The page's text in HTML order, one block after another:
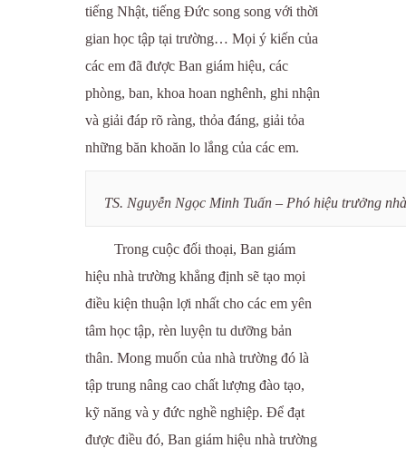
tiếng Nhật, tiếng Đức song song với thời
gian học tập tại trường… Mọi ý kiến của
các em đã được Ban giám hiệu, các
phòng, ban, khoa hoan nghênh, ghi nhận
và giải đáp rõ ràng, thỏa đáng, giải tỏa
những băn khoăn lo lắng của các em.
TS. Nguyễn Ngọc Minh Tuấn – Phó hiệu trưởng
Trong cuộc đối thoại, Ban giám
hiệu nhà trường khẳng định sẽ tạo mọi
điều kiện thuận lợi nhất cho các em yên
tâm học tập, rèn luyện tu dưỡng bản
thân. Mong muốn của nhà trường đó là
tập trung nâng cao chất lượng đào tạo,
kỹ năng và y đức nghề nghiệp. Để đạt
được điều đó, Ban giám hiệu nhà trường